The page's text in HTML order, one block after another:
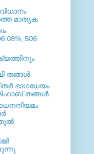
മാതൃക
506
തങ്ങള്‍
ഭാഗധേയം
തങ്ങള്‍